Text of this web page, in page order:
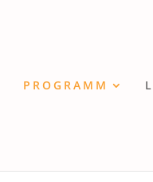
PROGRAMM